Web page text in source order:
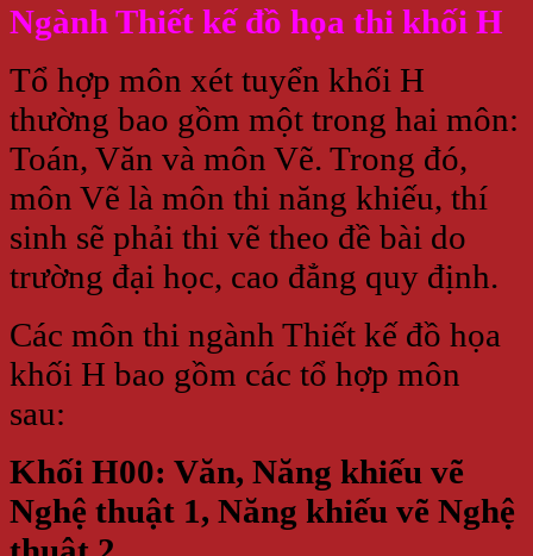
Ngành Thiết kế đồ họa thi khối H
Tổ hợp môn xét tuyển khối H
thường bao gồm một trong hai môn:
Toán, Văn và môn Vẽ. Trong đó,
môn Vẽ là môn thi năng khiếu, thí
sinh sẽ phải thi vẽ theo đề bài do
trường đại học, cao đẳng quy định.
Các môn thi ngành Thiết kế đồ họa
khối H bao gồm các tổ hợp môn
sau:
Khối H00: Văn, Năng khiếu vẽ
Nghệ thuật 1, Năng khiếu vẽ Nghệ